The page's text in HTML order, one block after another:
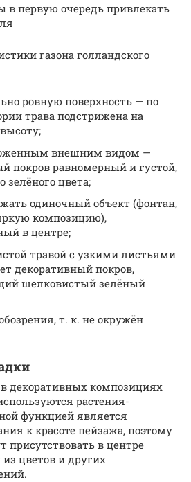
первую очередь привлекать
газона голландского
ровную поверхность — по
трава подстрижена на
внешним видом —
покров равномерный и густой,
зелёного цвета;
одиночный объект (фонтан,
композицию),
в центре;
травой с узкими листьями
декоративный покров,
шелковистый зелёный
т. к. не окружён
в декоративных композициях
растения-
функцией является
к красоте пейзажа, поэтому
присутствовать в центре
цветов и других